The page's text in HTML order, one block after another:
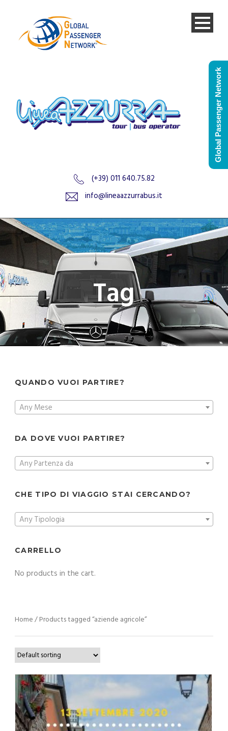
(+39) 011 640.75.82
info@lineaazzurrabus.it
Tag
QUANDO VUOI PARTIRE?
Any Mese
DA DOVE VUOI PARTIRE?
Any Partenza da
CHE TIPO DI VIAGGIO STAI CERCANDO?
Any Tipologia
CARRELLO
No products in the cart.
Home/ Products tagged “aziende agricole”
Global Passenger Network